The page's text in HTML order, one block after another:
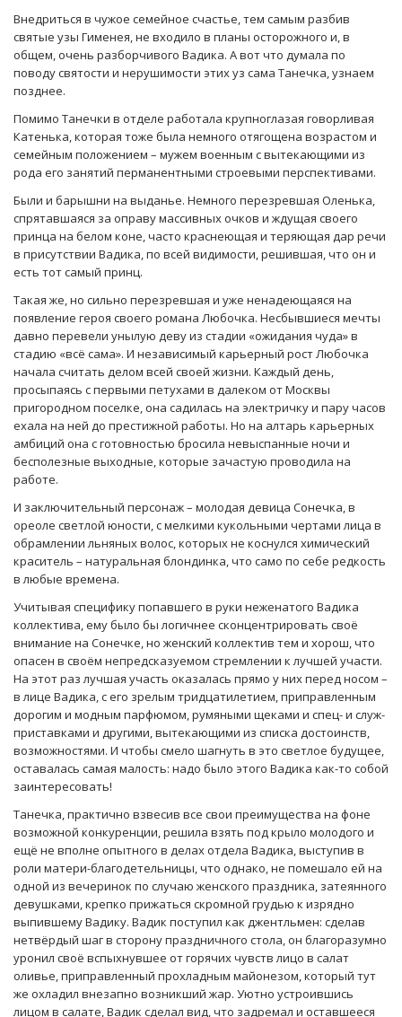
Внедриться в чужое семейное счастье, тем самым разбив
святые узы Гименея, не входило в планы осторожного и, в
общем, очень разборчивого Вадика. А вот что думала по
поводу святости и нерушимости этих уз сама Танечка, узнаем
позднее.
Помимо Танечки в отделе работала крупноглазая говорливая
Катенька, которая тоже была немного отягощена возрастом и
семейным положением – мужем военным с вытекающими из
рода его занятий перманентными строевыми перспективами.
Были и барышни на выданье. Немного перезревшая Оленька,
спрятавшаяся за оправу массивных очков и ждущая своего
принца на белом коне, часто краснеющая и теряющая дар речи
в присутствии Вадика, по всей видимости, решившая, что он и
есть тот самый принц.
Такая же, но сильно перезревшая и уже ненадеющаяся на
появление героя своего романа Любочка. Несбывшиеся мечты
давно перевели унылую деву из стадии «ожидания чуда» в
стадию «всё сама». И независимый карьерный рост Любочка
начала считать делом всей своей жизни. Каждый день,
просыпаясь с первыми петухами в далеком от Москвы
пригородном поселке, она садилась на электричку и пару часов
ехала на ней до престижной работы. Но на алтарь карьерных
амбиций она с готовностью бросила невыспанные ночи и
бесполезные выходные, которые зачастую проводила на
работе.
И заключительный персонаж – молодая девица Сонечка, в
ореоле светлой юности, с мелкими кукольными чертами лица в
обрамлении льняных волос, которых не коснулся химический
краситель – натуральная блондинка, что само по себе редкость
в любые времена.
Учитывая специфику попавшего в руки неженатого Вадика
коллектива, ему было бы логичнее сконцентрировать своё
внимание на Сонечке, но женский коллектив тем и хорош, что
опасен в своём непредсказуемом стремлении к лучшей участи.
На этот раз лучшая участь оказалась прямо у них перед носом –
в лице Вадика, с его зрелым тридцатилетием, приправленным
дорогим и модным парфюмом, румяными щеками и спец- и служ-
приставками и другими, вытекающими из списка достоинств,
возможностями. И чтобы смело шагнуть в это светлое будущее,
оставалась самая малость: надо было этого Вадика как-то собой
заинтересовать!
Танечка, практично взвесив все свои преимущества на фоне
возможной конкуренции, решила взять под крыло молодого и
ещё не вполне опытного в делах отдела Вадика, выступив в
роли матери-благодетельницы, что однако, не помешало ей на
одной из вечеринок по случаю женского праздника, затеянного
девушками, крепко прижаться скромной грудью к изрядно
выпившему Вадику. Вадик поступил как джентльмен: сделав
нетвёрдый шаг в сторону праздничного стола, он благоразумно
уронил своё вспыхнувшее от горячих чувств лицо в салат
оливье, приправленный прохладным майонезом, который тут
же охладил внезапно возникший жар. Уютно устроившись
лицом в салате, Вадик сделал вид, что задремал и оставшееся